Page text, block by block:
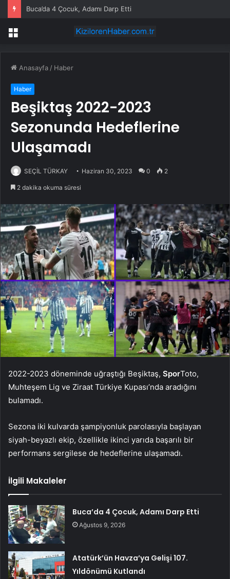
Buca’da 4 Çocuk, Adamı Darp Etti
Menü
Anasayfa / Haber
Haber
Beşiktaş 2022-2023
Sezonunda Hedeflerine
Ulaşamadı
SEÇİL TÜRKAY Haziran 30, 2023 0 2
2 dakika okuma süresi
2022-2023 döneminde uğraştığı Beşiktaş, SporToto,
Muhteşem Lig ve Ziraat Türkiye Kupası’nda aradığını
bulamadı.
Sezona iki kulvarda şampiyonluk parolasıyla başlayan
siyah-beyazlı ekip, özellikle ikinci yarıda başarılı bir
performans sergilese de hedeflerine ulaşamadı.
İlgili Makaleler
Buca’da 4 Çocuk, Adamı Darp Etti
Ağustos 9, 2026
Atatürk’ün Havza’ya Gelişi 107.
Yıldönümü Kutlandı